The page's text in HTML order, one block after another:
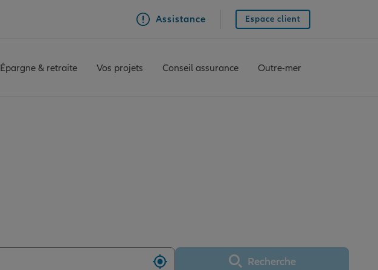
Assistance Espace client
Épargne & retraite Vos projets Conseil assurance Outre-mer
Recherche